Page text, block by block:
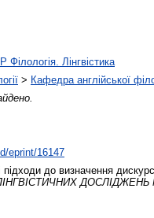
P Філологія. Лінгвістика
> Кафедра англійської
eprint/16147
підходи до визначення